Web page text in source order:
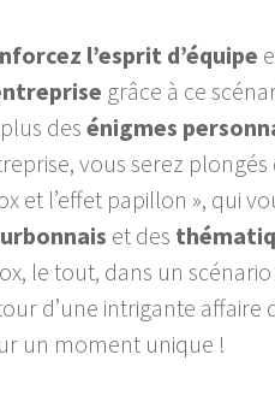
l’esprit d’équipe
grâce à ce
desénigmes
vous serez plongés
et l’effet papillon », qui
et des
le tout, dans un
d’une intrigante affaire
un moment unique !